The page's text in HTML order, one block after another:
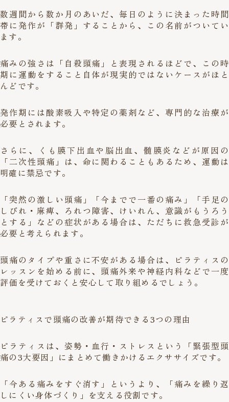
数週間から数か月のあいだ、毎日のように決まった時間
帯に発作が「群発」することから、この名前がついてい
ます。
痛みの強さは「自殺頭痛」と表現されるほどで、この時
期に運動をすること自体が現実的ではないケースがほと
んどです。
発作期には酸素吸入や特定の薬剤など、専門的な治療が
必要とされます。
さらに、くも膜下出血や脳出血、髄膜炎などが原因の
「二次性頭痛」は、命に関わることもあるため、運動は
明確に禁忌です。
「突然の激しい頭痛」「今までで一番の痛み」「手足の
しびれ・麻痺、ろれつ障害、けいれん、意識がもうろう
とする」などの症状がある場合は、ただちに救急受診が
必要と考えられます。
頭痛のタイプや重さに不安がある場合は、ピラティスの
レッスンを始める前に、頭痛外来や神経内科などで一度
評価を受けておくと安心して取り組めるでしょう。
ピラティスで頭痛の改善が期待できる3つの理由
ピラティスは、姿勢・血行・ストレスという「緊張型頭
痛の3大要因」にまとめて働きかけるエクササイズです。
「今ある痛みをすぐ消す」というより、「痛みを繰り返
しにくい身体づくり」を支える役割です。